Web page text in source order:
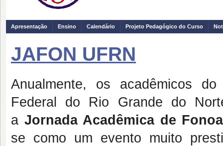
Apresentação Ensino Calendário Projeto Pedagógico do Curso
JAFON UFRN
Anualmente, os acadêmicos
Federal do Rio Grande do
a Jornada Acadêmica de
se como um evento muito